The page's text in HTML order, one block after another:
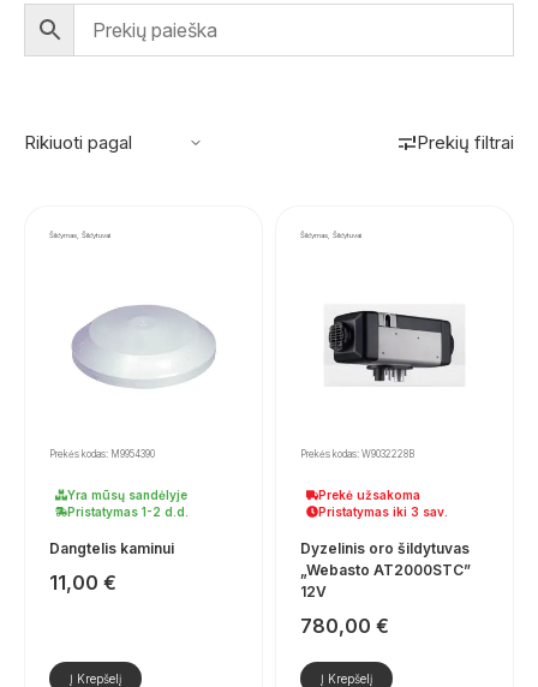
Prekių filtrai
Šildymas, Šildytuvai
Prekės kodas: M9954390
Yra mūsų sandėlyje
Pristatymas 1-2 d.d.
Dangtelis kaminui
11,00 €
Į Krepšelį
Šildymas, Šildytuvai
Prekės kodas: W9032228B
Prekė užsakoma
Pristatymas iki 3 sav.
Dyzelinis oro šildytuvas
„Webasto AT2000STC”
12V
780,00 €
Į Krepšelį